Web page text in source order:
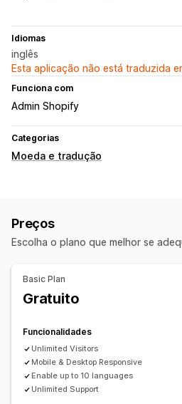
Idiomas
inglês
Esta aplicação não está traduzida
Funciona com
Admin Shopify
Categorias
Moeda e tradução
Design do comutador
Preços
Escolha o plano que melhor se
Basic Plan
Gratuito
Funcionalidades
Unlimited Visitors
Mobile & Desktop Responsive
Enable up to 10 languages
Unlimited Support